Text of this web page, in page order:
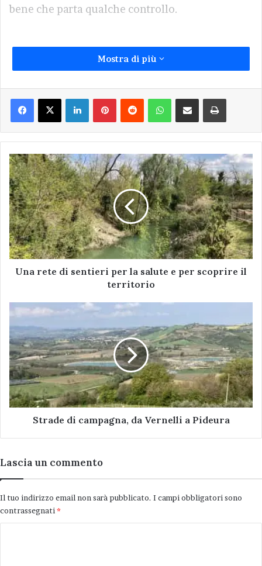
bene che parta qualche controllo.
Mostra di più
Facebook
X LinkedInPinterestReddit WhatsApp
Condividi via Email Stampa
Una
rete
di
sentieri
per
la
salute
e
per
scoprire
Una rete di sentieri per la salute e per scoprire il
territorio
Strade
campagna,
da
Vernelli
a
Pideura
Strade di campagna, da Vernelli a Pideura
Lascia un commento
Il tuo indirizzo email non sarà pubblicato. I campi obbligatori sono
contrassegnati *